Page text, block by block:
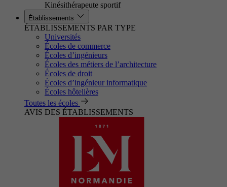
Kinésithérapeute sportif
Établissements
ÉTABLISSEMENTS PAR TYPE
Universités
Écoles de commerce
Écoles d’ingénieurs
Écoles des métiers de l’architecture
Écoles de droit
Écoles d’ingénieur informatique
Écoles hôtelières
Toutes les écoles
AVIS DES ÉTABLISSEMENTS